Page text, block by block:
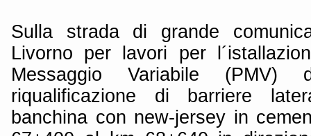
Sulla strada di grande
Livorno per lavori per
Messaggio Variabile
riqualificazione di barriere
banchina con new-jersey in